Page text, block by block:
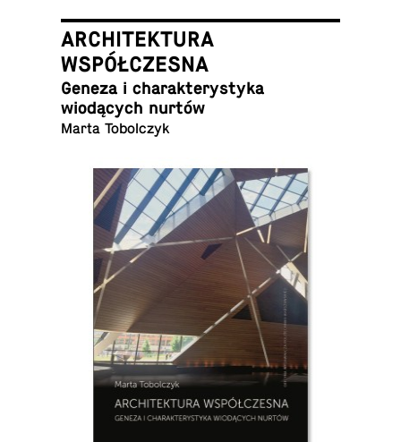
ARCHITEKTURA
WSPÓŁCZESNA
Geneza i charak­terystyka
wiodących nurtów
Marta Tobolczyk